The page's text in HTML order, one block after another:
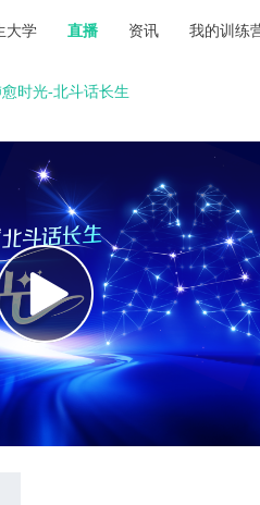
大学 直播 资讯 我的训练
时光-北斗话长生